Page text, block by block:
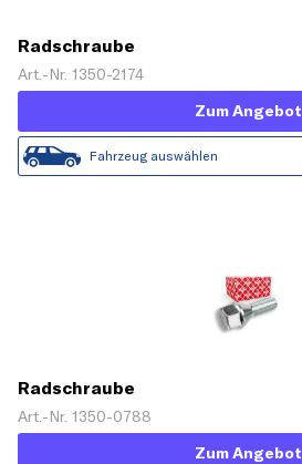
Radschraube
Art.-Nr. 1350-2174
Zum Angebot
Fahrzeug auswählen
Radschraube
Art.-Nr. 1350-0788
Zum Angebot